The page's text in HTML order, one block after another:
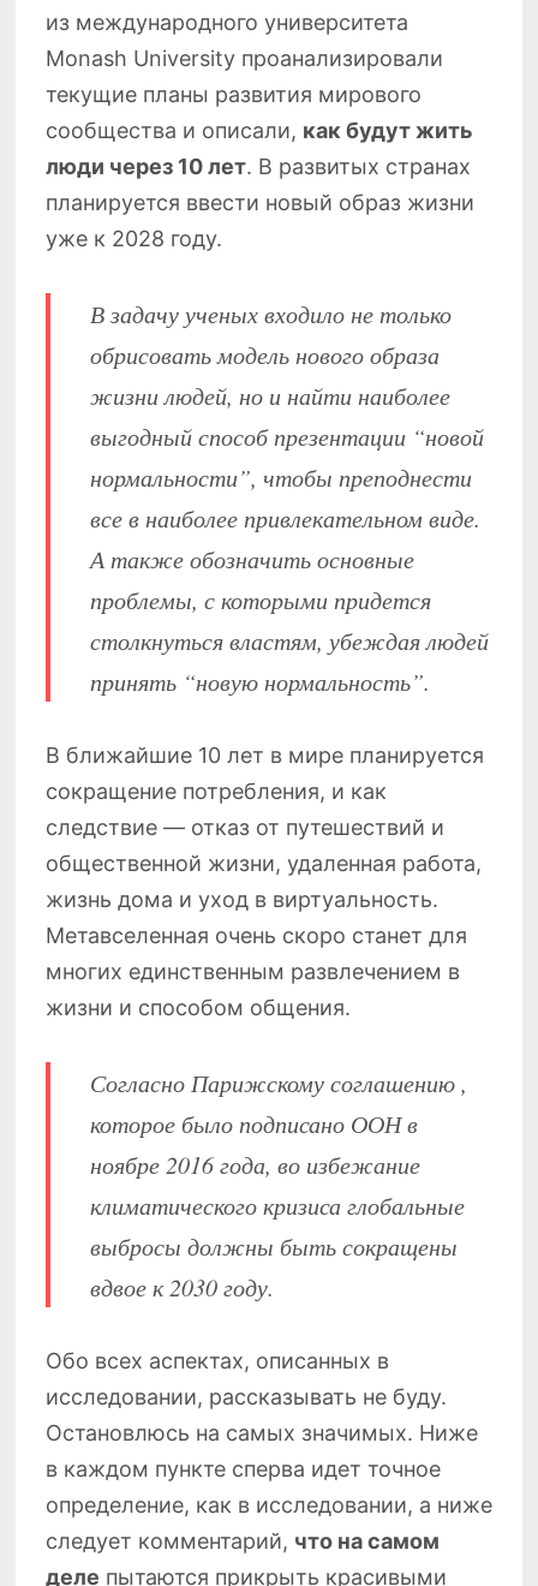
из международного университета
Monash University проанализировали
текущие планы развития мирового
сообщества и описали, как будут жить
люди через 10 лет. В развитых странах
планируется ввести новый образ жизни
уже к 2028 году.
В задачу ученых входило не только
обрисовать модель нового образа
жизни людей, но и найти наиболее
выгодный способ презентации “новой
нормальности”, чтобы преподнести
все в наиболее привлекательном виде.
А также обозначить основные
проблемы, с которыми придется
столкнуться властям, убеждая людей
принять “новую нормальность”.
В ближайшие 10 лет в мире планируется
сокращение потребления, и как
следствие — отказ от путешествий и
общественной жизни, удаленная работа,
жизнь дома и уход в виртуальность.
Метавселенная очень скоро станет для
многих единственным развлечением в
жизни и способом общения.
Согласно Парижскому соглашению ,
которое было подписано ООН в
ноябре 2016 года, во избежание
климатического кризиса глобальные
выбросы должны быть сокращены
вдвое к 2030 году.
Обо всех аспектах, описанных в
исследовании, рассказывать не буду.
Остановлюсь на самых значимых. Ниже
в каждом пункте сперва идет точное
определение, как в исследовании, а ниже
следует комментарий, что на самом
деле пытаются прикрыть красивыми